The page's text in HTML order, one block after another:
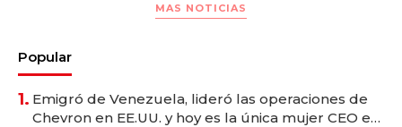
MAS NOTICIAS
Popular
1. Emigró de Venezuela, lideró las operaciones de
Chevron en EE.UU. y hoy es la única mujer CEO en